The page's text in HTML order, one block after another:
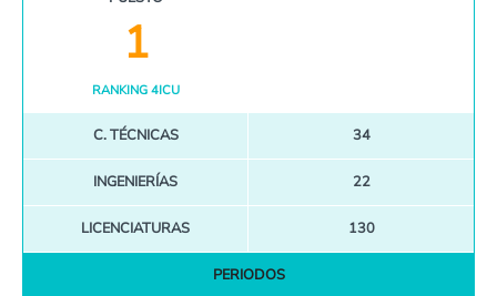
1
RANKING 4ICU
C. TÉCNICAS 34
INGENIERÍAS 22
LICENCIATURAS 130
PERIODOS